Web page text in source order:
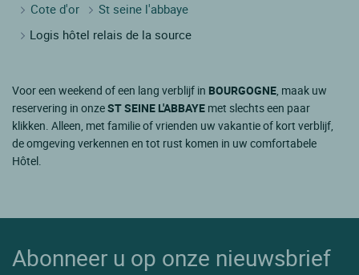
Cote d'or
St seine l'abbaye
Logis hôtel relais de la source
Voor een weekend of een lang verblijf in BOURGOGNE, maak uw
reservering in onzeST SEINE L'ABBAYE met slechts een paar
klikken. Alleen, met familie of vrienden uw vakantie of kort verblijf,
de omgeving verkennen en tot rust komen in uw comfortabele
Hôtel.
Abonneer u op onze nieuwsbrief